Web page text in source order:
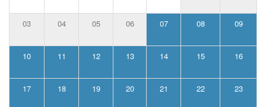
03 04 05 06 07 08 09
10 11 12 13 14 15 16
17 18 19 20 21 22 23